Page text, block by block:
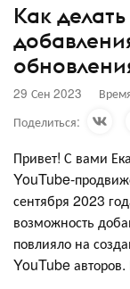
Как
29 Сен 2023
Поделиться:
Привет! С вами
YouTube-
сентября 2023
возможность
повлияло на
YouTube